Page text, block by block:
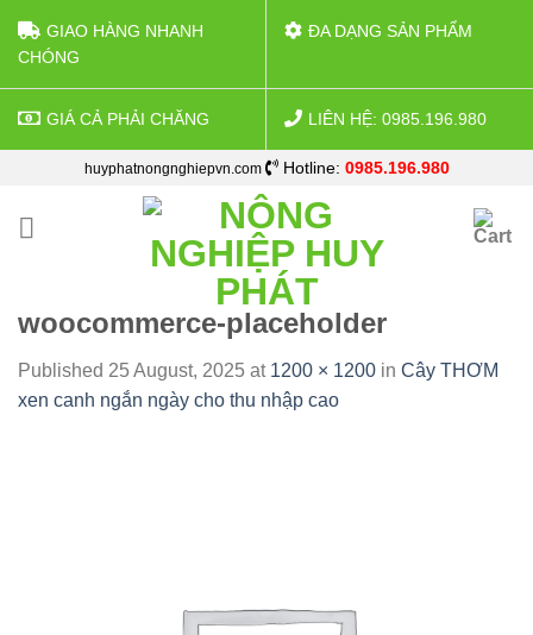
GIAO HÀNG NHANH
CHÓNG
ĐA DẠNG SẢN PHẨM
GIÁ CẢ PHẢI CHĂNG LIÊN HỆ: 0985.196.980
content
huyphatnongnghiepvn.com Hotline: 0985.196.980
woocommerce-placeholder
Published 25 August, 2025 at 1200 × 1200 in Cây THƠM
xen canh ngắn ngày cho thu nhập cao